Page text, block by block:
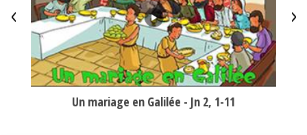
Un mariage en Galilée - Jn 2, 1-11
< >